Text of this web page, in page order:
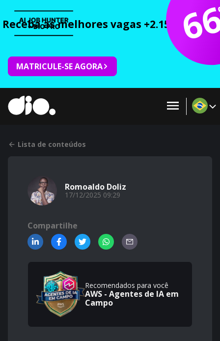
Receba as melhores vagas +2.150 cursos
MATRICULE-SE AGORA
Lista de conteúdos
Romoaldo Doliz
17/12/2025 09:29
Compartilhe
Recomendados para você
AWS - Agentes de IA em
Campo